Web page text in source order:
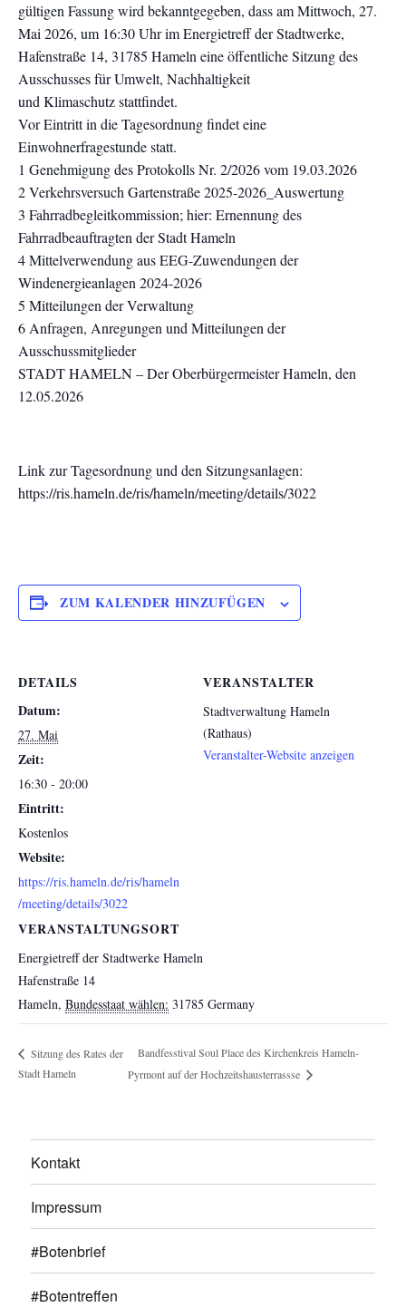
gültigen Fassung wird bekanntgegeben, dass am Mittwoch, 27.
Mai 2026, um 16:30 Uhr im Energietreff der Stadtwerke,
Hafenstraße 14, 31785 Hameln eine öffentliche Sitzung des
Ausschusses für Umwelt, Nachhaltigkeit
und Klimaschutz stattfindet.
Vor Eintritt in die Tagesordnung findet eine
Einwohnerfragestunde statt.
1 Genehmigung des Protokolls Nr. 2/2026 vom 19.03.2026
2 Verkehrsversuch Gartenstraße 2025-2026_Auswertung
3 Fahrradbegleitkommission; hier: Ernennung des
Fahrradbeauftragten der Stadt Hameln
4 Mittelverwendung aus EEG-Zuwendungen der
Windenergieanlagen 2024-2026
5 Mitteilungen der Verwaltung
6 Anfragen, Anregungen und Mitteilungen der
Ausschussmitglieder
STADT HAMELN – Der Oberbürgermeister Hameln, den
12.05.2026
Link zur Tagesordnung und den Sitzungsanlagen:
https://ris.hameln.de/ris/hameln/meeting/details/3022
ZUM KALENDER HINZUFÜGEN
DETAILS
Datum:
27. Mai
Zeit:
16:30 - 20:00
Eintritt:
Kostenlos
Website:
https://ris.hameln.de/ris/hameln
/meeting/details/3022
VERANSTALTUNGSORT
Energietreff der Stadtwerke Hameln
Hafenstraße 14
Hameln, Bundesstaat wählen: 31785 Germany
VERANSTALTER
Stadtverwaltung Hameln
(Rathaus)
Veranstalter-Website anzeigen
Sitzung des Rates der
Stadt Hameln
Bandfesstival Soul Place des Kirchenkreis Hameln-
Pyrmont auf der Hochzeitshausterrassse
Kontakt
Impressum
#Botenbrief
#Botentreffen